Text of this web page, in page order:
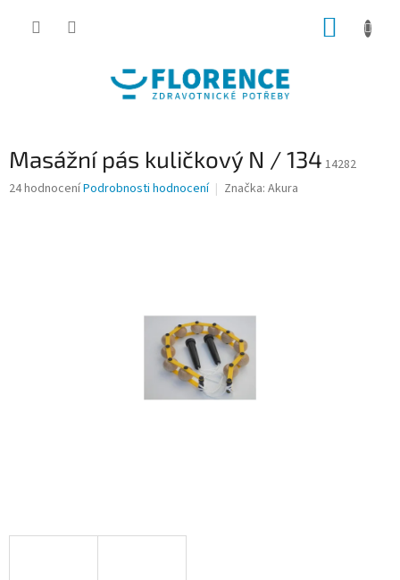
Masážní pás kuličkový N / 134 14282
Průměrné
24 hodnoceníPodrobnosti hodnocení Značka: Akura